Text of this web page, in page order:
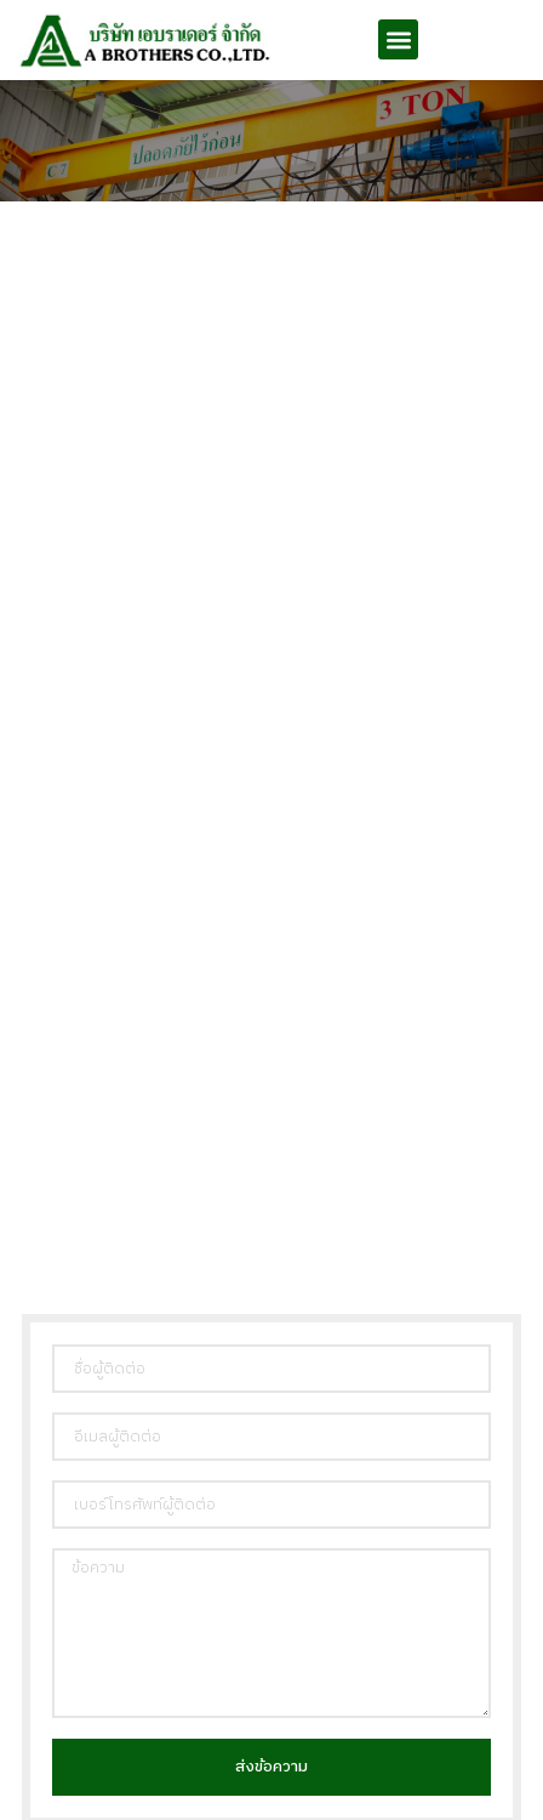
ส่งข้อความ